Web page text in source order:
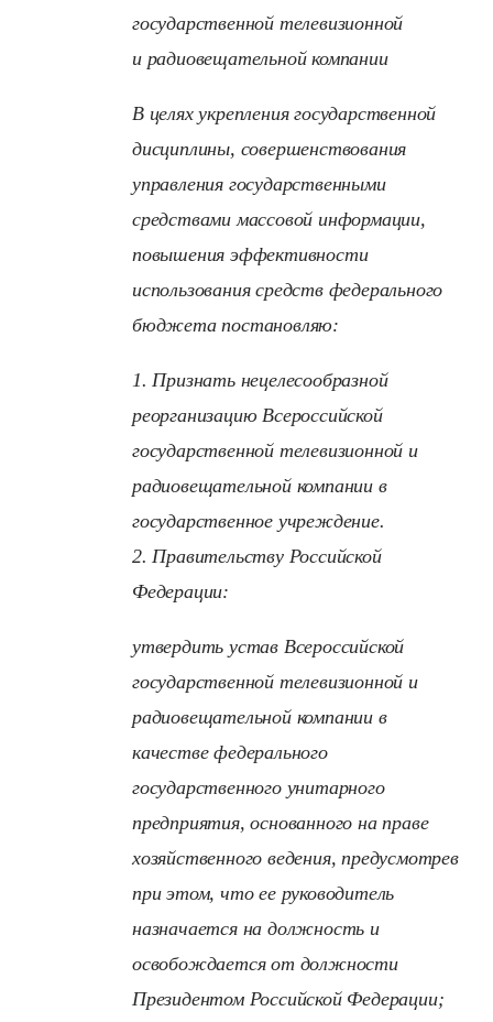
государственной телевизионной
и радиовещательной компании
В целях укрепления государственной
дисциплины, совершенствования
управления государственными
средствами массовой информации,
повышения эффективности
использования средств федерального
бюджета постановляю:
1. Признать нецелесообразной
реорганизацию Всероссийской
государственной телевизионной и
радиовещательной компании в
государственное учреждение.
2. Правительству Российской
Федерации:
утвердить устав Всероссийской
государственной телевизионной и
радиовещательной компании в
качестве федерального
государственного унитарного
предприятия, основанного на праве
хозяйственного ведения, предусмотрев
при этом, что ее руководитель
назначается на должность и
освобождается от должности
Президентом Российской Федерации;